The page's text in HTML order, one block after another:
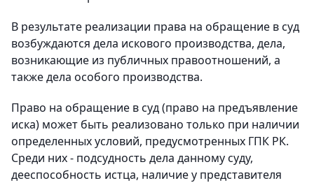
В результате реализации права на обращение в суд
возбуждаются дела искового производства, дела,
возникающие из публичных правоотношений, а
также дела особого производства.
Право на обращение в суд (право на предъявление
иска) может быть реализовано только при наличии
определенных условий, предусмотренных ГПК РК.
Среди них - подсудность дела данному суду,
дееспособность истца, наличие у представителя